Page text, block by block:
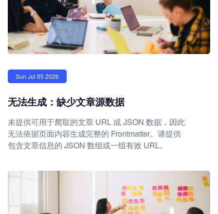
Sun Jul 05 2026
无法生成：缺少文章源数据
未提供可用于爬取的文章 URL 或 JSON 数据，因此
无法依据页面内容生成完整的 Frontmatter。请提供
包含文章信息的 JSON 数组或一组有效 URL。